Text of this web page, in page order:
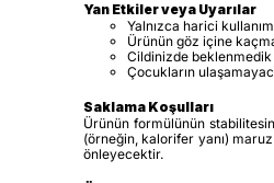
Yan Etkiler veya Uyarılar
Yalnızca harici
Ürünün göz içine
Cildinizde beklenmedik
Çocukların
Saklama Koşulları
Ürünün formülünün
(örneğin, kalorifer yanı) maruz
önleyecektir.